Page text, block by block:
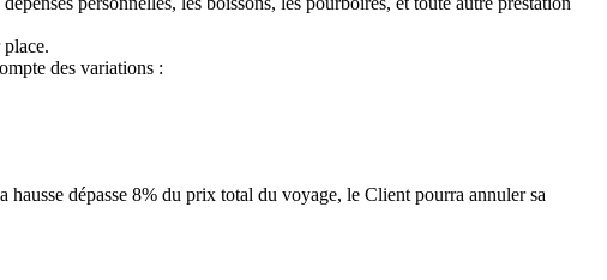
des variations :
dépasse 8% du prix total du voyage, le Client pourra annuler sa